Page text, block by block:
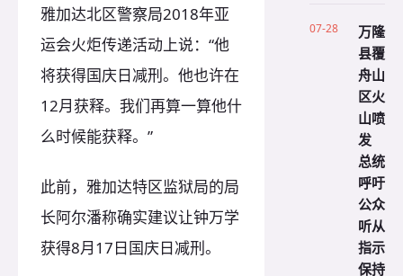
雅加达北区警察局2018年亚
运会火炬传递活动上说：“他
将获得国庆日减刑。他也许在
12月获释。我们再算一算他什
么时候能获释。”
此前，雅加达特区监狱局的局
长阿尔潘称确实建议让钟万学
获得8月17日国庆日减刑。
07-28
万隆
县覆
舟山
区火
山喷
发
总统
呼吁
公众
听从
指示
保持